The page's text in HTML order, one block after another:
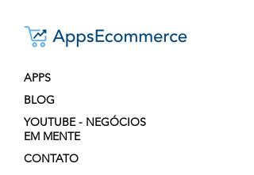
APPS
BLOG
YOUTUBE - NEGÓCIOS
EM MENTE
CONTATO